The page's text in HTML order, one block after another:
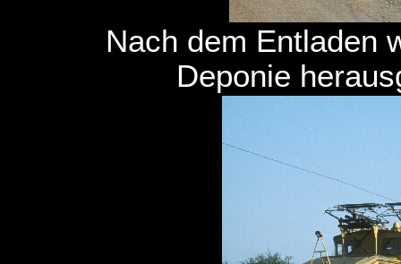
Nach dem Entladen
Deponie